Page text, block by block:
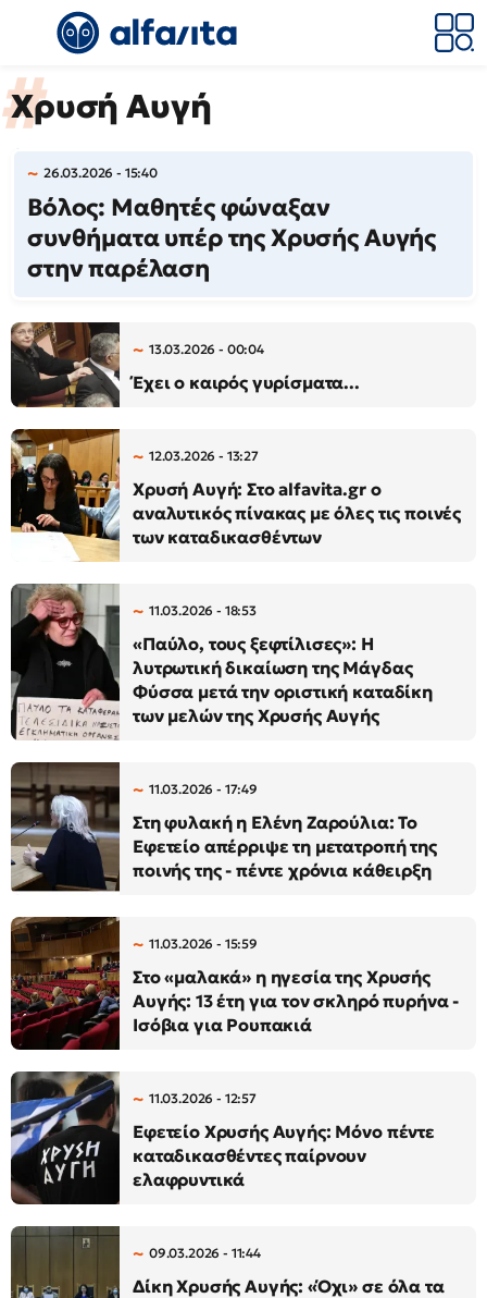
Χρυσή Αυγή
26.03.2026 - 15:40
Βόλος: Μαθητές φώναξαν
συνθήματα υπέρ της Χρυσής Αυγής
στην παρέλαση
13.03.2026 - 00:04
Έχει ο καιρός γυρίσματα...
12.03.2026 - 13:27
Χρυσή Αυγή: Στο alfavita.gr ο
αναλυτικός πίνακας με όλες τις ποινές
των καταδικασθέντων
11.03.2026 - 18:53
«Παύλο, τους ξεφτίλισες»: Η
λυτρωτική δικαίωση της Μάγδας
Φύσσα μετά την οριστική καταδίκη
των μελών της Χρυσής Αυγής
11.03.2026 - 17:49
Στη φυλακή η Ελένη Ζαρούλια: Το
Εφετείο απέρριψε τη μετατροπή της
ποινής της - πέντε χρόνια κάθειρξη
11.03.2026 - 15:59
Στο «μαλακά» η ηγεσία της Χρυσής
Αυγής: 13 έτη για τον σκληρό πυρήνα -
Ισόβια για Ρουπακιά
11.03.2026 - 12:57
Εφετείο Χρυσής Αυγής: Μόνο πέντε
καταδικασθέντες παίρνουν
ελαφρυντικά
09.03.2026 - 11:44
Δίκη Χρυσής Αυγής: «Όχι» σε όλα τα